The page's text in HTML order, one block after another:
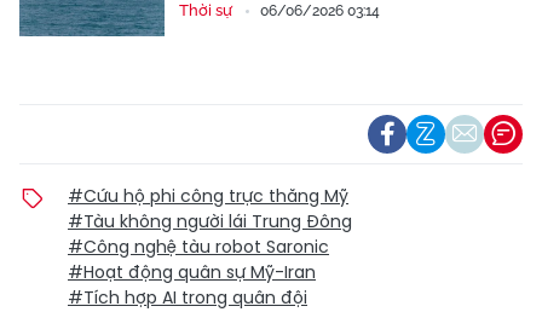
Thời sự 06/06/2026 03:14
#Cứu hộ phi công trực thăng Mỹ
#Tàu không người lái Trung Đông
#Công nghệ tàu robot Saronic
#Hoạt động quân sự Mỹ-Iran
#Tích hợp AI trong quân đội